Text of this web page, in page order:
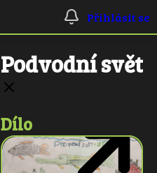
Přihlásit se
Podvodní svět
Dílo